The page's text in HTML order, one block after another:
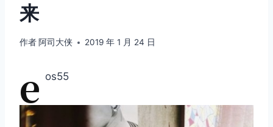
来
作者 阿司大侠 2019 年 1 月 24 日
e os55